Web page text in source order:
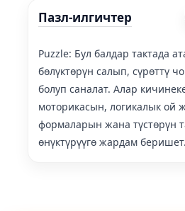
Пазл-илгичтер
Puzzle: Бул балдар тактада
бөлүктөрүн салып, сүрөттү
болуп саналат. Алар
моторикасын, логикалык ой
формаларын жана түстөрүн
өнүктүрүүгө жардам беришет.